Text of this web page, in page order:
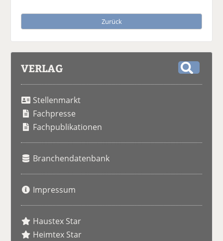
Zurück
VERLAG
Stellenmarkt
Fachpresse
Fachpublikationen
Branchendatenbank
Impressum
Haustex Star
Heimtex Star